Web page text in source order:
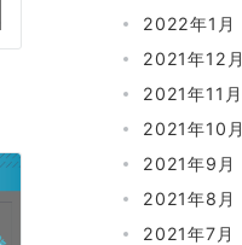
2022年1月
2021年12月
2021年11月
2021年10月
2021年9月
2021年8月
2021年7月